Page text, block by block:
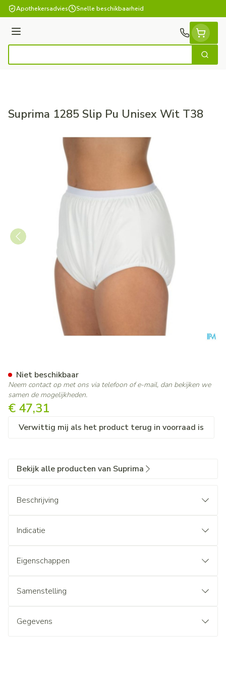
Ga naar de inhoud
Apothekersadvies Snelle beschikbaarheid
Menu
Zoek
Suprima 1285 Slip Pu Unisex Wit T38
€ 47,31
Verwittig mij als het product terug in voorraad is
Niet beschikbaar
Neem contact op met ons via telefoon of e-mail, dan bekijken we
samen de mogelijkheden.
Bekijk alle producten van Suprima
Beschrijving
Indicatie
Eigenschappen
Samenstelling
Gegevens